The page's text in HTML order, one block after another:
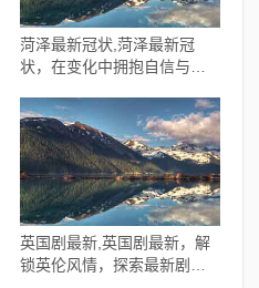
菏泽最新冠状,菏泽最新冠
状，在变化中拥抱自信与成
英国剧最新,英国剧最新，解
锁英伦风情，探索最新剧集